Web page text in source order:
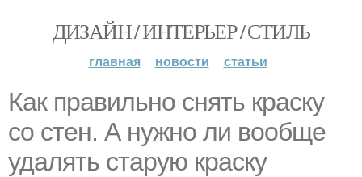
ДИЗАЙН / ИНТЕРЬЕР / СТИЛЬ
главная новости статьи
Как правильно снять краску
со стен. А нужно ли вообще
удалять старую краску